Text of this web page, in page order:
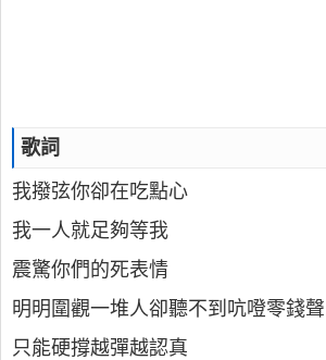
歌詞
我撥弦你卻在吃點心
我一人就足夠等我
震驚你們的死表情
明明圍觀一堆人卻聽不到吭噔零錢聲
只能硬撐越彈越認真